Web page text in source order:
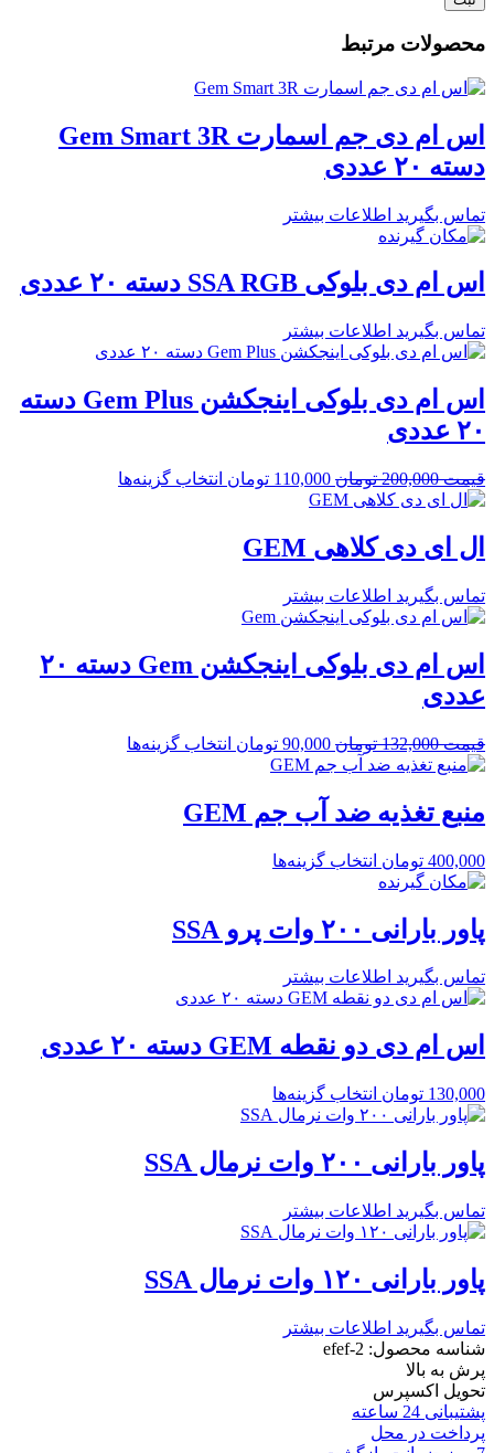
محصولات مرتبط
اس ام دی جم اسمارت Gem Smart 3R
دسته ۲۰ عددی
تماس بگیرید اطلاعات بیشتر
اس ام دی بلوکی SSA RGB دسته ۲۰ عددی
تماس بگیرید اطلاعات بیشتر
اس ام دی بلوکی اینجکشن Gem Plus دسته
۲۰ عددی
قیمت200,000 تومان 110,000 تومان انتخاب گزینه‌ها
ال ای دی کلاهی GEM
تماس بگیرید اطلاعات بیشتر
اس ام دی بلوکی اینجکشن Gem دسته ۲۰
عددی
قیمت132,000 تومان 90,000 تومان انتخاب گزینه‌ها
منبع تغذیه ضد آب جم GEM
400,000 تومان انتخاب گزینه‌ها
پاور بارانی ۲۰۰ وات پرو SSA
تماس بگیرید اطلاعات بیشتر
اس ام دی دو نقطه GEM دسته ۲۰ عددی
130,000 تومان انتخاب گزینه‌ها
پاور بارانی ۲۰۰ وات نرمال SSA
تماس بگیرید اطلاعات بیشتر
پاور بارانی ۱۲۰ وات نرمال SSA
تماس بگیرید اطلاعات بیشتر
شناسه محصول: efef-2
پرش به بالا
تحویل اکسپرس
پشتیبانی 24 ساعته
پرداخت در محل